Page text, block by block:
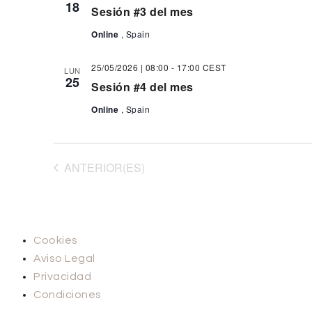
18 Sesión #3 del mes
Online , Spain
LUN
25 Sesión #4 del mes
25/05/2026 | 08:00 - 17:00 CEST
Online , Spain
EVENTOS
ANTERIOR(ES)
Cookies
Aviso Legal
Privacidad
Condiciones